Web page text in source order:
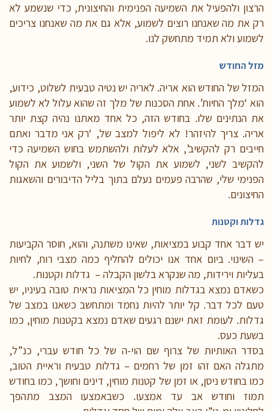
הרצון ולהפעיל את השמיעה הפנימית והחיצונית, כדי שנשמע לא
רק את מה שאנחנו רוצים לשמוע, אלא גם את מה שאנחנו צריכים
לשמוע ולא תמיד מתחשק לנו.
מזל החודש
המזל של החודש הוא אריה. לאריה יש נטיה טבעית לשלוט, כידוע,
הוא ‘מלך החיות’. אחת הסכנות של מלך זה שהוא עלול לא לשמוע
את הנתינים שלו. בחודש הזה, כל אחד מאתנו נהיה קצת יותר
אריה. צריך להיזהר! לא ליפול למצב של, ‘רק אני מדבר ואתם
חייבים רק להקשיב’, אלא לעלות ולהשתמש בחוש השמיעה כדי
להקשיב לשני, לשמוע את הקול של השני, ולשמוע את הקול
הפנימי שלי, שהרבה פעמים נעלם בתוך בליל הדיבורים והשאגות
החיצונים.
גדלות וקטנות
יש דבר אחד קבוע במציאות, שאינו משתנה, והוא, חוסר הקביעות
– השינוי. ביום אחד אנו יכולים להחליף כמה מצבי רוח, לחיות
בעליות וירידות, מה שנקרא בלשון הקבלה – גדלות וקטנות.
כשאדם נמצא בגדלות מוחין כל המציאות נראית טובה בעיניו, יש
טעם לכל דבר. קל יותר להיות נחמד ומתחשב כשאנו במצב של
גדלות. לעומת זאת ישנם רגעים שאדם נמצא בקטנות מוחין, כמו
בשעת כעס.
בסדר האותיות של צרוף שם הוי-ה של כל חודש עברי, כנ”ל,
מתגלה האם זהו זמן של רחמים – גדלות טבעית וראיית הטוב,
כמו בחודש ניסן, או זמן של קטנות מוחין, דינים וחושך, כמו בחודש
תמוז וחודש אב עד אמצעו. כשבאמצעו המצב מתהפך